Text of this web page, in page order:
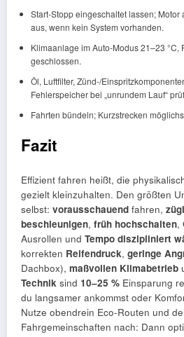
Start-Stopp eingeschaltet lassen; Motor
aus, wenn kein System vorhanden.
Klimaanlage im Auto-Modus 21–23 °C,
geschlossen.
Öl, Luftfilter, Zünd-/
Fehlerspeicher bei „unrundem Lauf“
Fahrten bündeln; Kurzstrecken
Fazit
Effizient fahren heißt, die
gezielt kleinzuhalten. Den größten
selbst: vorausschauend fahren,
beschleunigen, früh hochschalten,
Ausrollen und Tempo diszipliniert
korrekten Reifendruck, geringe
Dachbox), maßvollen Klimabetrieb
Technik sind 10–25 % Einsparung
du langsamer ankommst oder
Nutze obendrein Eco-Routen und
Fahrgemeinschaften nach: Dann